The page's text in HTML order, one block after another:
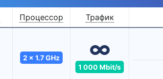
Процессор Трафик
2 x 1.7 GHz
1 000 Mbit/s